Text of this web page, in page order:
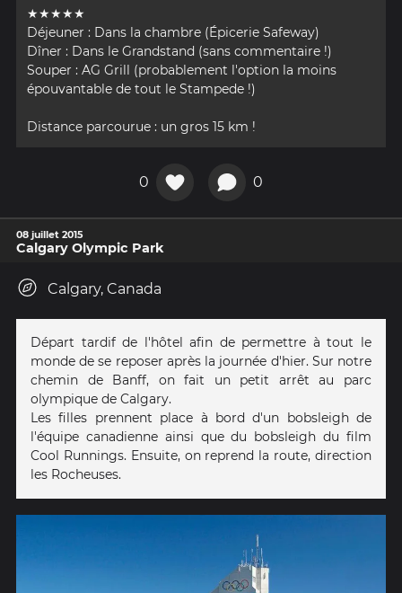
★★★★★
Déjeuner : Dans la chambre (Épicerie Safeway)
Dîner : Dans le Grandstand (sans commentaire !)
Souper : AG Grill (probablement l'option la moins
épouvantable de tout le Stampede !)
Distance parcourue : un gros 15 km !
0 0
08 juillet 2015
Calgary Olympic Park
Calgary, Canada
Départ tardif de l'hôtel afin de permettre à tout le
monde de se reposer après la journée d'hier. Sur notre
chemin de Banff, on fait un petit arrêt au parc
olympique de Calgary.
Les filles prennent place à bord d'un bobsleigh de
l'équipe canadienne ainsi que du bobsleigh du film
Cool Runnings. Ensuite, on reprend la route, direction
les Rocheuses.